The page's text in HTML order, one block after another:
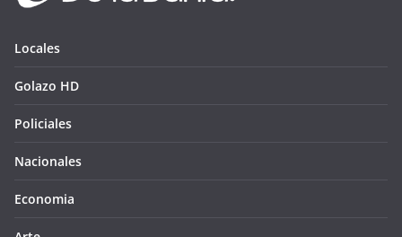
Locales
Golazo HD
Policiales
Nacionales
Economia